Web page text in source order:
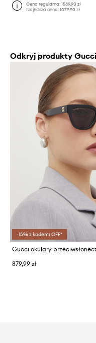
Cena regularna:1589,90 zł
Najniższa cena:1079,90 zł
Odkryj produkty Gucci
-15% z kodem: OFF*
Gucci okulary
879,99 zł